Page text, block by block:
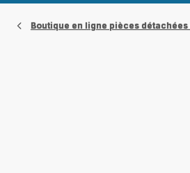
Boutique en ligne pièces